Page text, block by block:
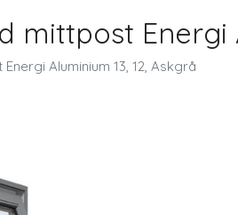
mittpost Energi
Aluminium 13, 12, Askgrå